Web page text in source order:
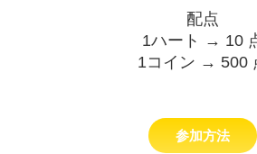
配点
1ハート → 10
1コイン → 500
参加方法